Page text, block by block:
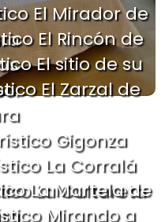
El Mirador de
El Rincón de
El sitio de su
El Zarzal de
Gigonza
La Corralá
La Cultureta
La Martela de
Mirando a